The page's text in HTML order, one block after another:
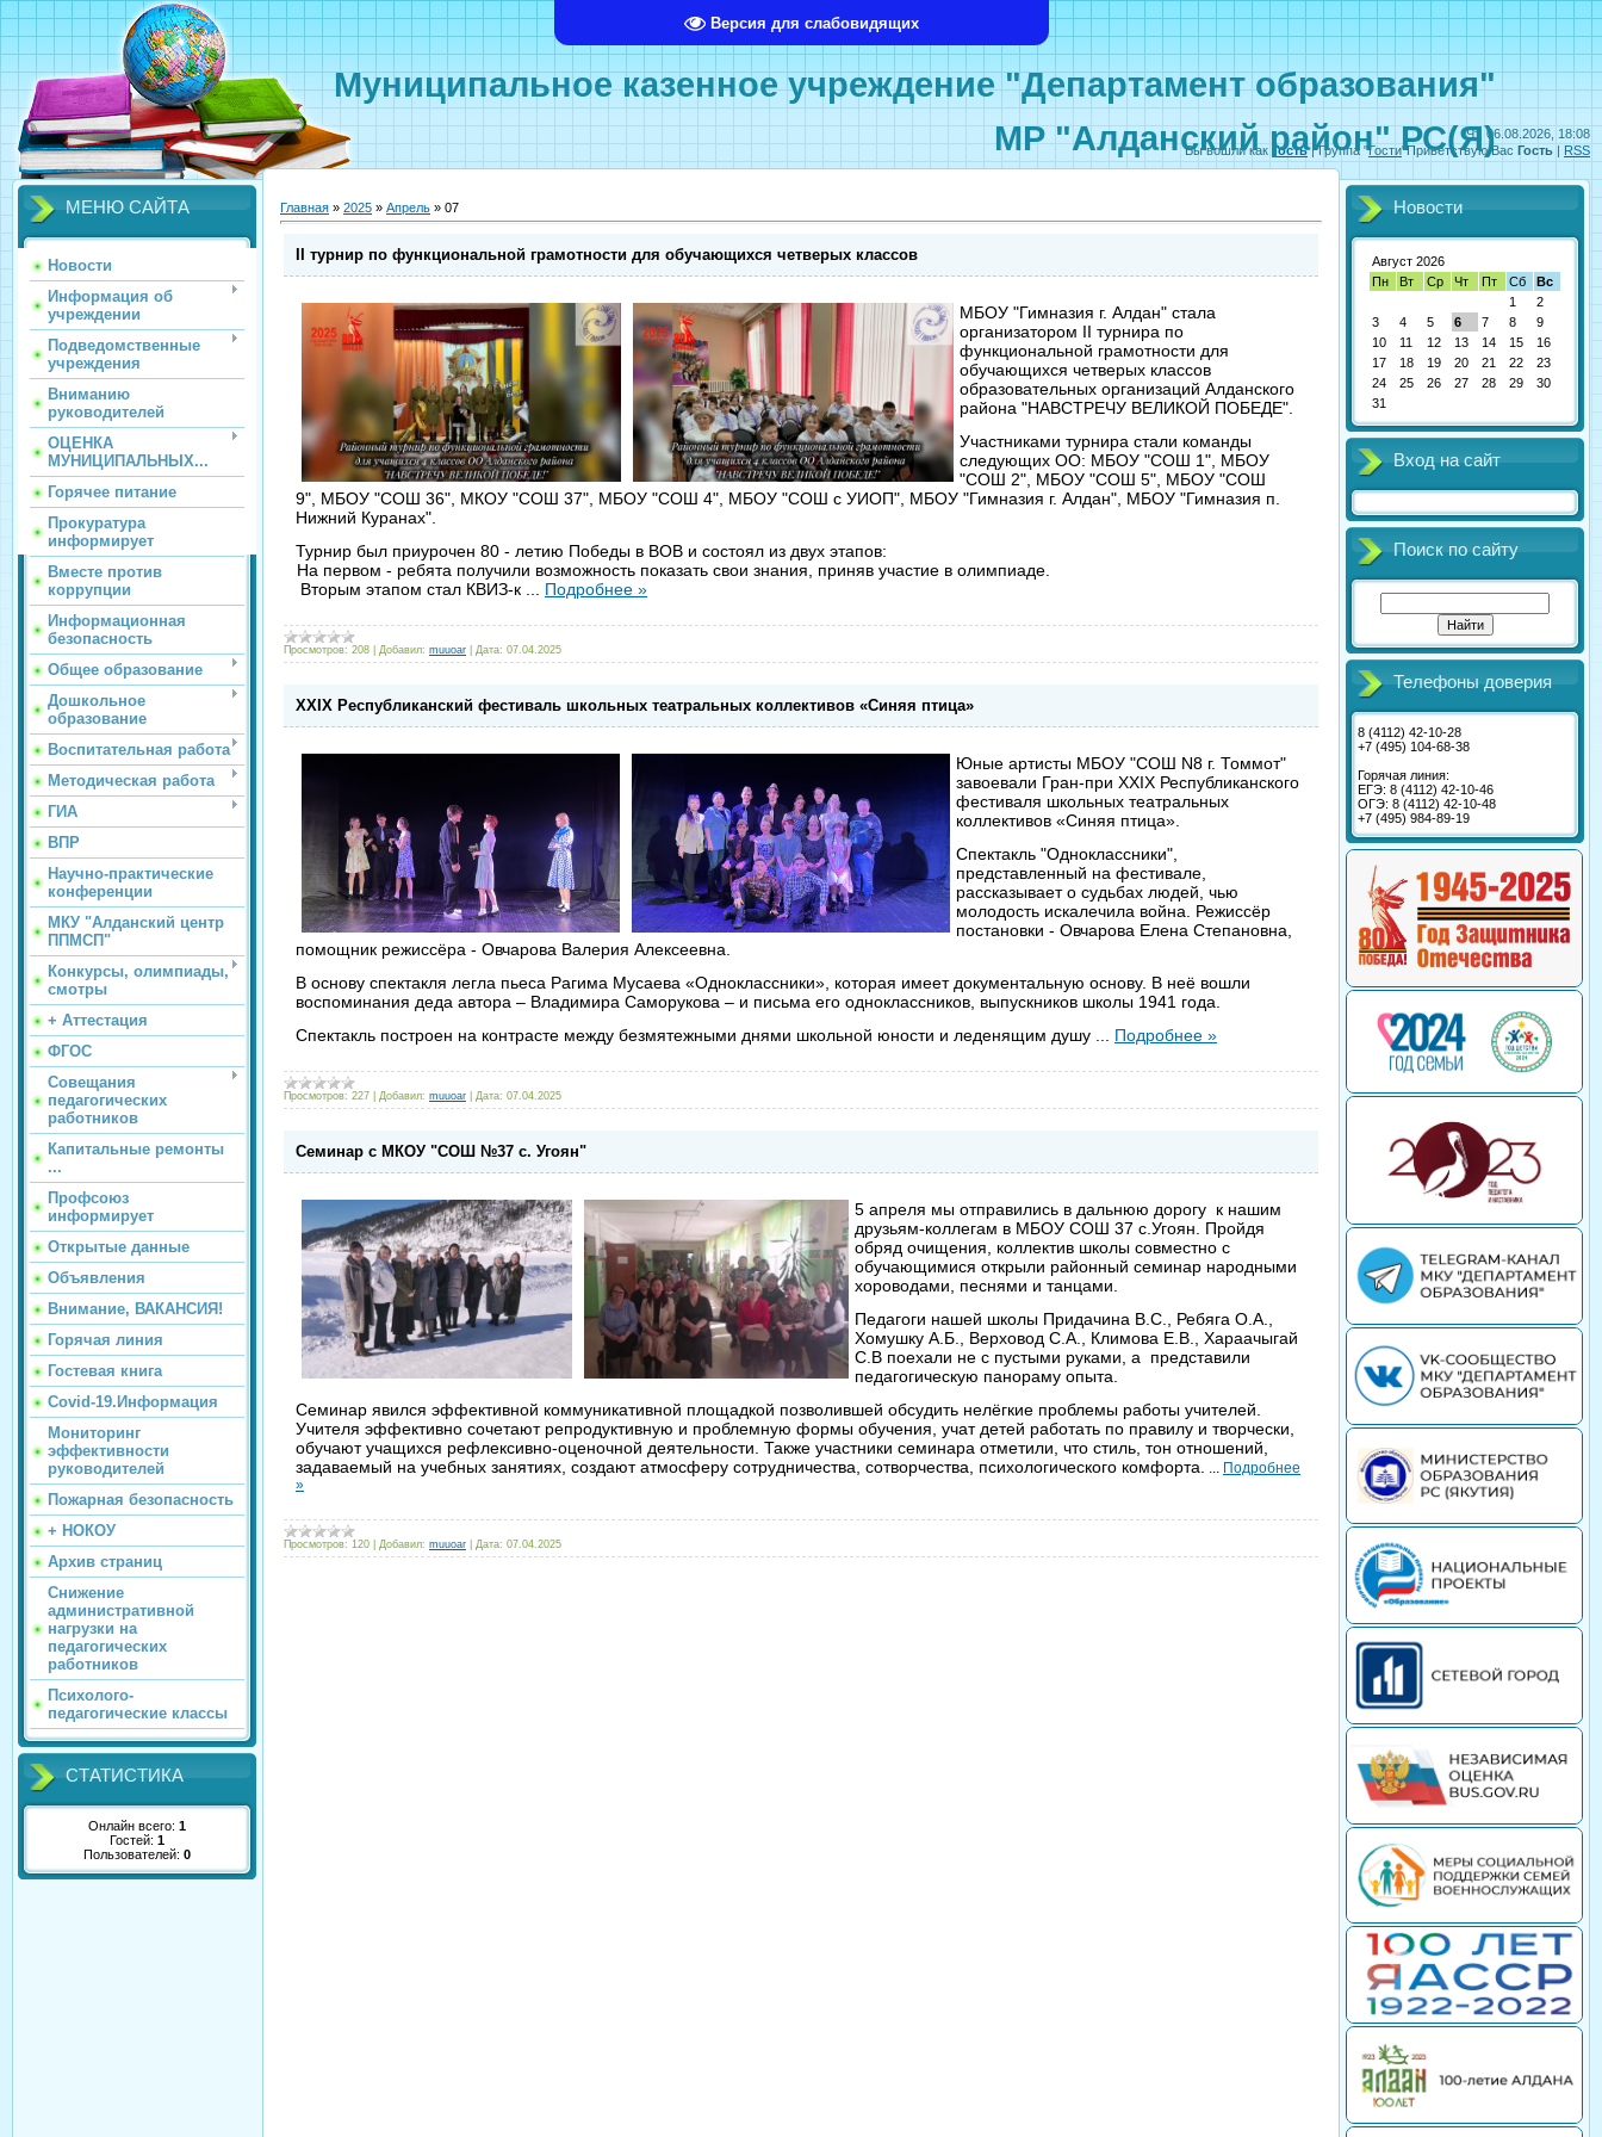
Версия для слабовидящих
Чт, 06.08.2026, 18:08
Вы вошли как Гость|Группа "Гости"Приветствую Вас Гость | RSS
Муниципальное казенное учреждение "Департамент образования"
МР "Алданский район" РС(Я)
МЕНЮ САЙТА
Новости
Информация об
учреждении
Подведомственные
учреждения
Вниманию
руководителей
ОЦЕНКА
МУНИЦИПАЛЬНЫХ...
Горячее питание
Прокуратура
информирует
Вместе против
коррупции
Информационная
безопасность
Общее образование
Дошкольное
образование
Воспитательная работа
Методическая работа
ГИА
ВПР
Научно-практические
конференции
МКУ "Алданский центр
ППМСП"
Конкурсы, олимпиады,
смотры
+ Аттестация
ФГОС
Совещания
педагогических
работников
Капитальные ремонты
...
Профсоюз
информирует
Открытые данные
Объявления
Внимание, ВАКАНСИЯ!
Горячая линия
Гостевая книга
Covid-19.Информация
Мониторинг
эффективности
руководителей
Пожарная безопасность
+ НОКОУ
Архив страниц
Снижение
административной
нагрузки на
педагогических
работников
Психолого-
педагогические классы
СТАТИСТИКА
Онлайн всего: 1
Гостей: 1
Пользователей: 0
Главная » 2025 » Апрель » 07
II турнир по функциональной грамотности для обучающихся четверых классов
МБОУ "Гимназия г. Алдан" стала
организатором II турнира по
функциональной грамотности для
обучающихся четверых классов
образовательных организаций Алданского
района "НАВСТРЕЧУ ВЕЛИКОЙ ПОБЕДЕ".
Участниками турнира стали команды
следующих ОО: МБОУ "СОШ 1", МБОУ
"СОШ 2", МБОУ "СОШ 5", МБОУ "СОШ
9", МБОУ "СОШ 36", МКОУ "СОШ 37", МБОУ "СОШ 4", МБОУ "СОШ с УИОП", МБОУ "Гимназия г. Алдан", МБОУ "Гимназия п.
Нижний Куранах".
Турнир был приурочен 80 - летию Победы в ВОВ и состоял из двух этапов:
На первом - ребята получили возможность показать свои знания, приняв участие в олимпиаде.
Вторым этапом стал КВИЗ-к
Подробнее »
Просмотров: 208 Добавил: muuoar Дата: 07.04.2025
XXIX Республиканский фестиваль школьных театральных коллективов «Синяя птица»
Юные артисты МБОУ "СОШ N8 г. Томмот"
завоевали Гран-при XXIX Республиканского
фестиваля школьных театральных
коллективов «Синяя птица».
Спектакль "Одноклассники",
представленный на фестивале,
рассказывает о судьбах людей, чью
молодость искалечила война. Режиссёр
постановки - Овчарова Елена Степановна,
помощник режиссёра - Овчарова Валерия Алексеевна.
В основу спектакля легла пьеса Рагима Мусаева «Одноклассники», которая имеет документальную основу. В неё вошли
воспоминания деда автора – Владимира Саморукова – и письма его одноклассников, выпускников школы 1941 года.
Спектакль построен на контрасте между безмятежными днями школьной юности и леденящим душу
Подробнее »
Просмотров: 227 Добавил: muuoar Дата: 07.04.2025
Семинар с МКОУ "СОШ №37 с. Угоян"
5 апреля мы отправились в дальнюю дорогу к нашим
друзьям-коллегам в МБОУ СОШ 37 с.Угоян. Пройдя
обряд очищения, коллектив школы совместно с
обучающимися открыли районный семинар народными
хороводами, песнями и танцами.
Педагоги нашей школы Придачина В.С., Ребяга О.А.,
Хомушку А.Б., Верховод С.А., Климова Е.В., Хараачыгай
С.В поехали не с пустыми руками, а представили
педагогическую панораму опыта.
Семинар явился эффективной коммуникативной площадкой позволившей обсудить нелёгкие проблемы работы учителей.
Учителя эффективно сочетают репродуктивную и проблемную формы обучения, учат детей работать по правилу и творчески,
обучают учащихся рефлексивно-оценочной деятельности. Также участники семинара отметили, что стиль, тон отношений,
задаваемый на учебных занятиях, создают атмосферу сотрудничества, сотворчества, психологического комфорта.
... Подробнее
»
Просмотров: 120 Добавил: muuoar Дата: 07.04.2025
Новости
Август 2026
Пн
Вт Ср Чт Пт Сб
Вс
1
2
3
4 5 6 7 8
9
10
11 12 13 14 15
16
17
18 19 20 21 22
23
24
25 26 27 28 29
30
31
Вход на сайт
Поиск по сайту
Телефоны доверия
8 (4112) 42-10-28
+7 (495) 104-68-38
Горячая линия:
ЕГЭ: 8 (4112) 42-10-46
ОГЭ: 8 (4112) 42-10-48
+7 (495) 984-89-19